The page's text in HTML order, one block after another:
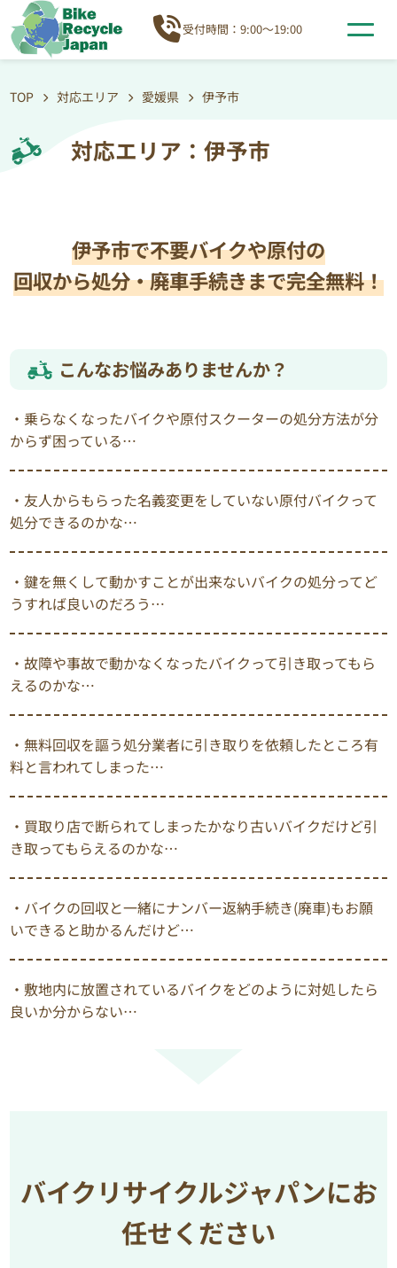
受付時間：9:00～19:00
TOP 対応エリア 愛媛県 伊予市
対応エリア：伊予市
伊予市で不要バイクや原付の
回収から処分・廃車手続きまで完全無料！
こんなお悩みありませんか？
・乗らなくなったバイクや原付スクーターの処分方法が分
からず困っている…
・友人からもらった名義変更をしていない原付バイクって
処分できるのかな…
・鍵を無くして動かすことが出来ないバイクの処分ってど
うすれば良いのだろう…
・故障や事故で動かなくなったバイクって引き取ってもら
えるのかな…
・無料回収を謳う処分業者に引き取りを依頼したところ有
料と言われてしまった…
・買取り店で断られてしまったかなり古いバイクだけど引
き取ってもらえるのかな…
・バイクの回収と一緒にナンバー返納手続き(廃車)もお願
いできると助かるんだけど…
・敷地内に放置されているバイクをどのように対処したら
良いか分からない…
バイクリサイクルジャパンにお
任せください